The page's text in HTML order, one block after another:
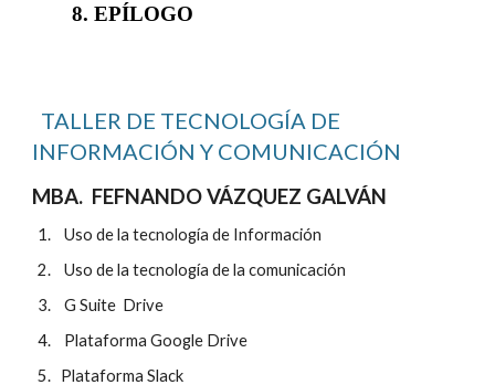
8. EPÍLOGO
TALLER DE TECNOLOGÍA DE
INFORMACIÓN Y COMUNICACIÓN
MBA. FEFNANDO VÁZQUEZ GALVÁN
Uso de la tecnología de Información
Uso de la tecnología de la comunicación
G Suite Drive
Plataforma Google Drive
Plataforma Slack